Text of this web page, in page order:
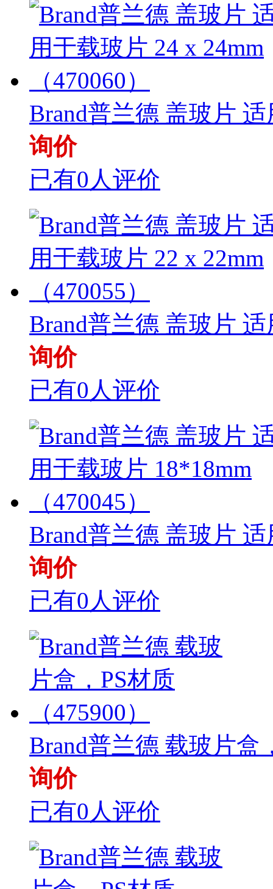
Brand普兰德 盖玻片
询价
已有0人评价
Brand普兰德 盖玻片
询价
已有0人评价
Brand普兰德 盖玻片
询价
已有0人评价
Brand普兰德 载玻片盒
询价
已有0人评价